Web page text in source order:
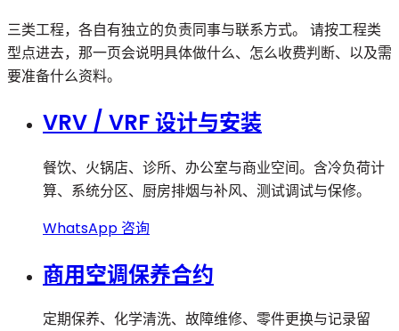
三类工程，各自有独立的负责同事与联系方式。 请按工程类
型点进去，那一页会说明具体做什么、怎么收费判断、以及需
要准备什么资料。
VRV / VRF 设计与安装
餐饮、火锅店、诊所、办公室与商业空间。含冷负荷计
算、系统分区、厨房排烟与补风、测试调试与保修。
WhatsApp 咨询
商用空调保养合约
定期保养、化学清洗、故障维修、零件更换与记录留